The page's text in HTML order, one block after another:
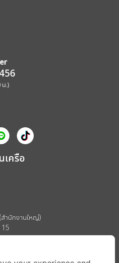
น.)
ครือ
ำนักงานใหญ่)
มวัน กรุงเทพมหานคร 10330